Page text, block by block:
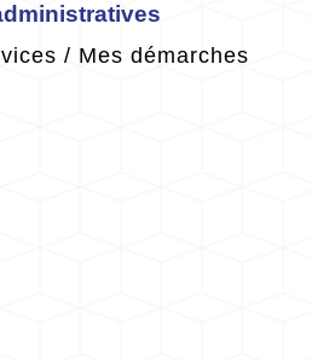
/ Mes démarches